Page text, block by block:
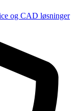
og CAD løsninger